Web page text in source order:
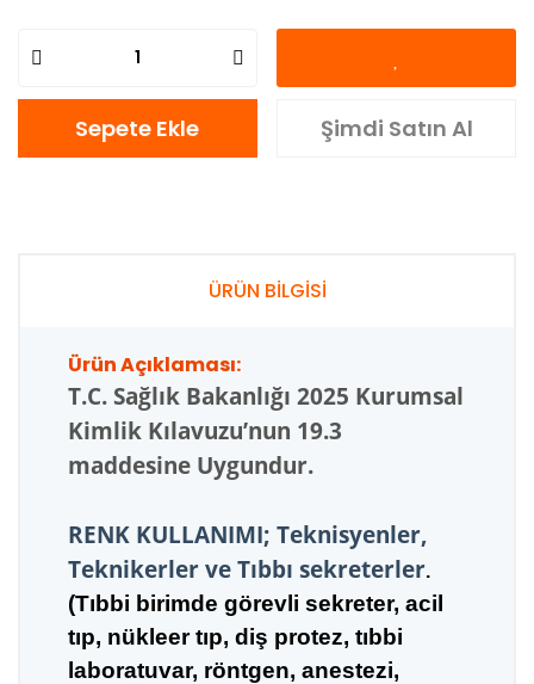
Sepete Ekle Şimdi Satın Al
ÜRÜN BİLGİSİ
Ürün Açıklaması:
T.C. Sağlık Bakanlığı 2025 Kurumsal
Kimlik Kılavuzu’nun 19.3
maddesine Uygundur.
RENK KULLANIMI; Teknisyenler,
Teknikerler ve Tıbbı sekreterler.
(Tıbbi birimde görevli sekreter, acil
tıp, nükleer tıp, diş protez, tıbbi
laboratuvar, röntgen, anestezi,